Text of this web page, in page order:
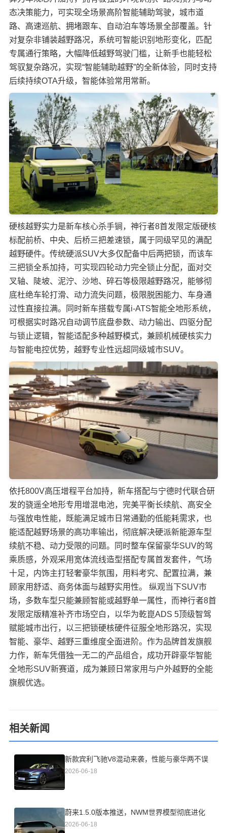
态决策能力，可实现全场景高阶智能辅助驾驶，城市道
路、高速巡航、拥堵跟车、自动泊车等场景全部覆盖。针
对复杂非铺装越野路况，系统可智能识别地形变化，匹配
专属通行策略，大幅降低越野驾驶门槛，让新手也能轻松
驾驭复杂路况，实现“智能辅助越野”的全新体验，同时支持
后续持续OTA升级，智能体验常用常新。
硬核越野实力是新车核心杀手锏，神行者8首发限定版硬核
标配前桥、中央、后桥三把差速锁，属于同级罕见的满配
越野硬件。传统硬派SUV大多仅配备中后两把锁，而该车
三把锁全系加持，可实现四轮动力完全锁止分配，面对交
叉轴、陡坡、泥泞、沙地、碎石等极限越野路况，能够彻
底杜绝车轮打滑、动力流失问题，极限脱困能力、车身通
过性直接拉满。同时新车搭载专属i-ATS智能全地形系统，
可根据实时路况自动调节底盘参数、动力输出、四驱分配
与锁止逻辑，智能适配多种越野模式，兼顾机械硬核实力
与智能电控优势，越野专业性远超同级城市SUV。
依托800V高压增程平台加持，新车搭配与宁德时代联合研
发的骁遥全地形专用增混电池，完美平衡长续航、高安全
与强放电性能，既能满足城市日常通勤的低能耗需求，也
能适配越野场景的高功率输出，彻底解决硬派新能源车型
续航不稳、动力受限的问题。同时整车保留豪华SUV的驾
乘质感，外观采用宽体流线造型搭配专属首发套件，气场
十足，内饰主打轻奢豪华氛围，用料考究、配置拉满，兼
顾家用舒适、商务体面与越野实用性。 纵观当下SUV市
场，多数车型只能兼顾智能或越野单一属性，而神行者8首
发限定版精准补齐市场空白，以华为乾崑ADS 5顶级智驾
赋能城市出行，以三把锁硬核硬件征服全地形路况，实现
智能、豪华、越野三重维度全面进阶。作为品牌首发旗舰
力作，新车凭借独一无二的产品组合，成功开辟豪华智能
全地形SUV新赛道，成为兼顾日常家用与户外越野的全能
旗舰优选。
相关新闻
新款宾利飞驰V8混动来袭，性能与豪华两不误
2026-06-18
蔚来1.5.0版本推送，NWM世界模型彻底进化
2026-06-18